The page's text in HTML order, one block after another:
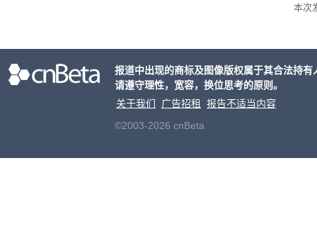
本次
摩托
报道中出现的商标及图像版权属于其合法持
请遵守理性，宽容，换位思考的原则。
关于我们
广告招租
报告不适当内容
©2003-2026 cnBeta